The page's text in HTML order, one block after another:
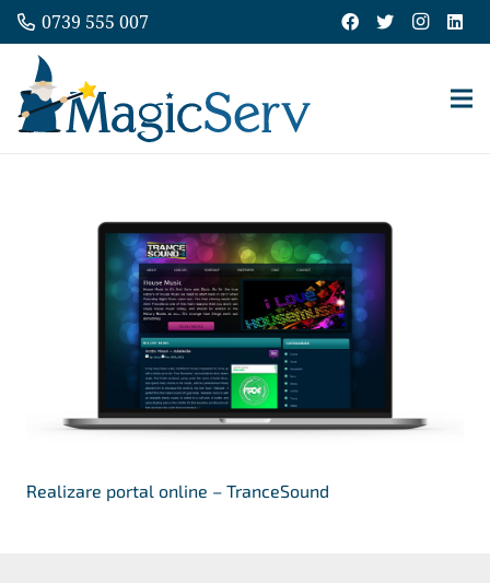
0739 555 007
Realizare portal online – TranceSound